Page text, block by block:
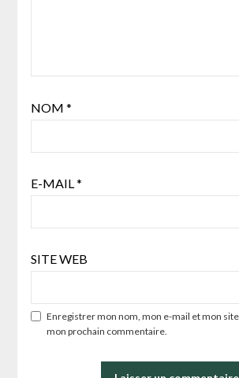
NOM *
E-MAIL*
SITE WEB
Enregistrer mon nom, mon e-mail et mon
mon prochain commentaire.